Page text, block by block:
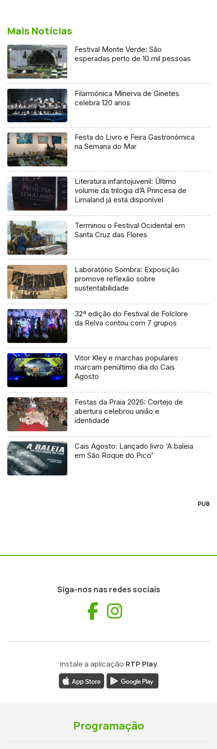
Mais Notícias
Festival Monte Verde: São
esperadas perto de 10 mil pessoas
Filarmónica Minerva de Ginetes
celebra 120 anos
Festa do Livro e Feira Gastronómica
na Semana do Mar
Literatura infantojuvenil: Último
volume da trilogia d’A Princesa de
Limaland já está disponível
Terminou o Festival Ocidental em
Santa Cruz das Flores
Laboratório Sombra: Exposição
promove reflexão sobre
sustentabilidade
32ª edição do Festival de Folclore
da Relva contou com 7 grupos
Vitor Kley e marchas populares
marcam penúltimo dia do Cais
Agosto
Festas da Praia 2026: Cortejo de
abertura celebrou união e
identidade
Cais Agosto: Lançado livro ‘A baleia
em São Roque do Pico’
PUB
Siga-nos nas redes sociais
Facebook
Instale a aplicação RTP Play
Programação